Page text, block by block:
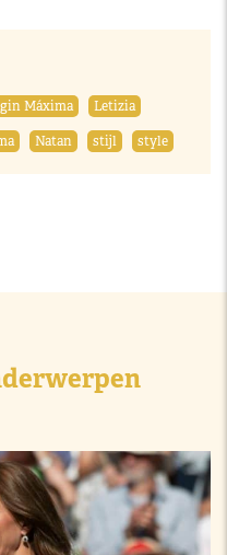
Máxima
Letizia
Natan stijl style